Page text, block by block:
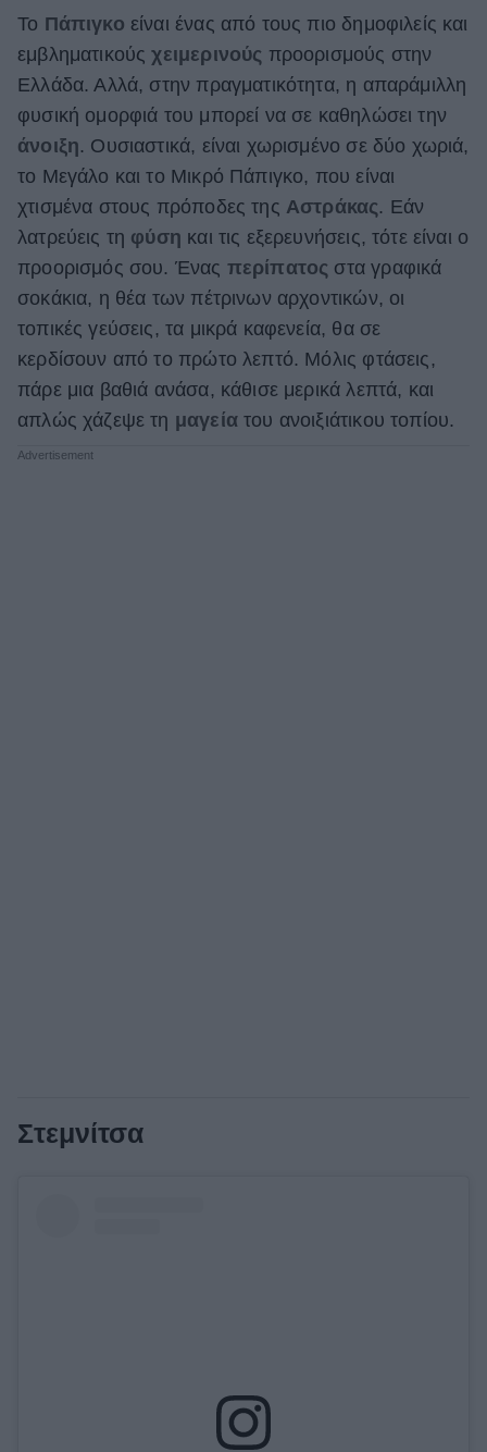
Το Πάπιγκο είναι ένας από τους πιο δημοφιλείς και
εμβληματικούςχειμερινούς προορισμούς στην
Ελλάδα. Αλλά, στην πραγματικότητα, η απαράμιλλη
φυσική ομορφιά του μπορεί να σε καθηλώσει την
άνοιξη. Ουσιαστικά, είναι χωρισμένο σε δύο χωριά,
το Μεγάλο και το Μικρό Πάπιγκο, που είναι
χτισμένα στους πρόποδες της Αστράκας. Εάν
λατρεύεις τη φύση και τις εξερευνήσεις, τότε είναι ο
προορισμός σου. Ένας περίπατος στα γραφικά
σοκάκια, η θέα των πέτρινων αρχοντικών, οι
τοπικές γεύσεις, τα μικρά καφενεία, θα σε
κερδίσουν από το πρώτο λεπτό. Μόλις φτάσεις,
πάρε μια βαθιά ανάσα, κάθισε μερικά λεπτά, και
απλώς χάζεψε τη μαγείατου ανοιξιάτικου τοπίου.
Στεμνίτσα